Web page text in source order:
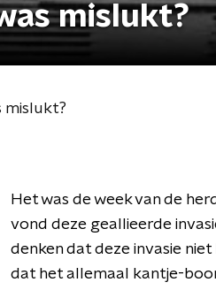
mislukt?
mislukt?
Het was de week van de
vond deze geallieerde
denken dat deze invasie
dat het allemaal kantje-